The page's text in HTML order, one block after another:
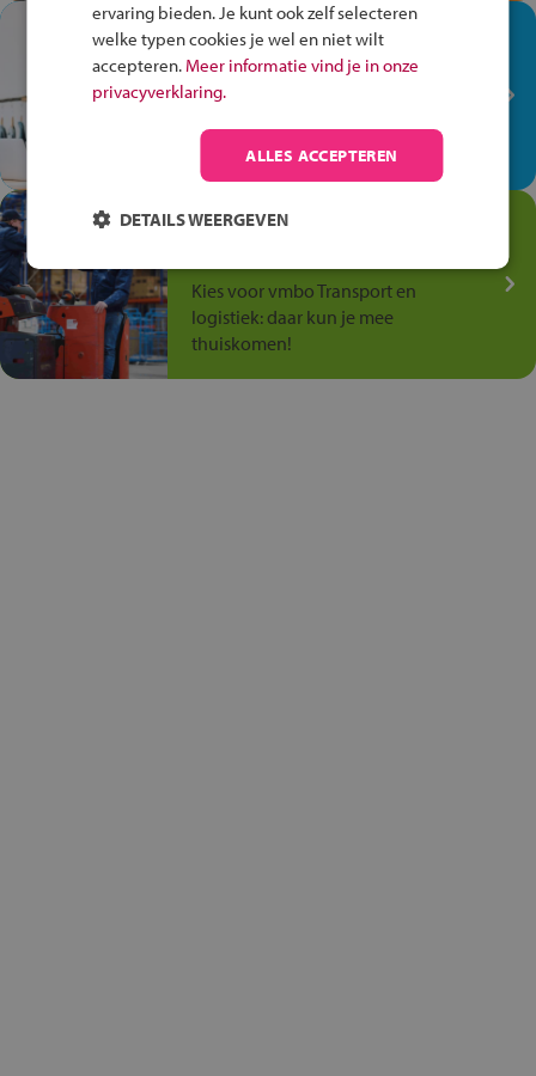
In de winkel ben je op je
plek!
Ontdek via het vmbo jouw talent
op de winkelvloer, waar elke dag
anders is!
Jouw talent in de
Kies voor vmbo Transport en
logistiek: daar kun je mee
thuiskomen!
ervaring bieden. Je kunt ook zelf selecteren
welke typen cookies je wel en niet wilt
accepteren. Meer informatie vind je in onze
privacyverklaring.
ALLES ACCEPTEREN
DETAILS WEERGEVEN